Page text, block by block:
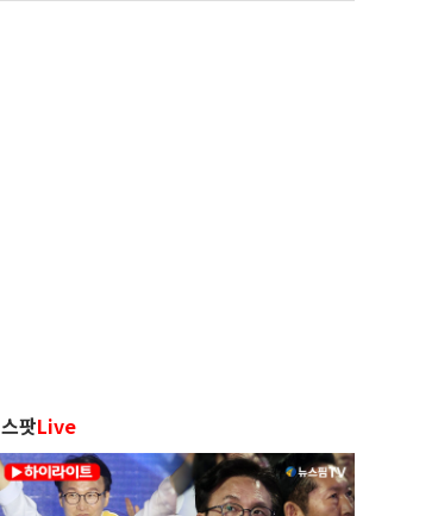
스팟Live